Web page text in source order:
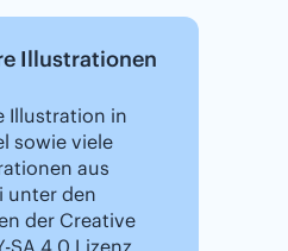
Illustrationen
Illustration in
sowie viele
aus
unter den
der Creative
SA 4.0 Lizenz